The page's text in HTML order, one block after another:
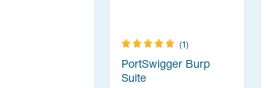
(1)
PortSwigger Burp
Suite